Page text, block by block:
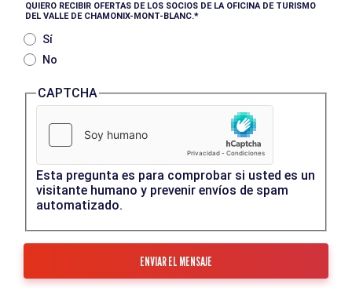
QUIERO RECIBIR OFERTAS DE LOS SOCIOS DE LA OFICINA DE TURISMO
DEL VALLE DE CHAMONIX-MONT-BLANC.
Sí
No
CAPTCHA
Esta pregunta es para comprobar si usted es un
visitante humano y prevenir envíos de spam
automatizado.